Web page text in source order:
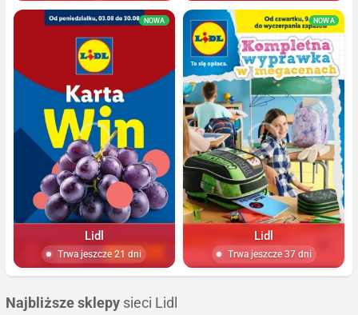
NOWA
Lidl
Trwa jeszcze 21 dni
NOWA
Lidl
Trwa jeszcze 37 dni
Najbliższe sklepy sieci Lidl